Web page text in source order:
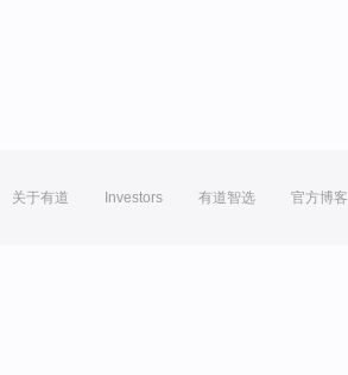
关于有道 Investors 有道智选 官方博客